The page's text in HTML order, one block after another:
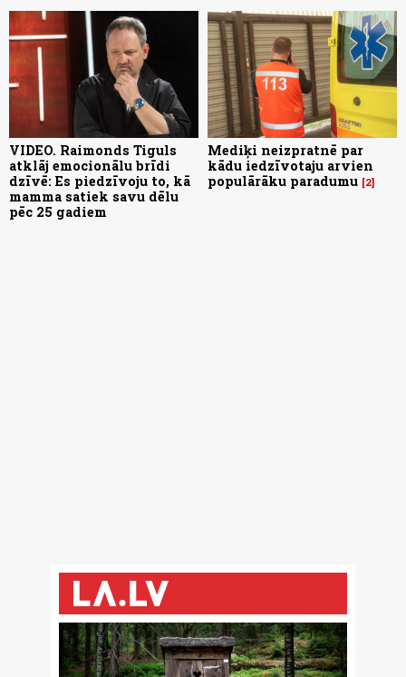
VIDEO. Raimonds Tiguls
atklāj emocionālu brīdi
dzīvē: Es piedzīvoju to, kā
mamma satiek savu dēlu
pēc 25 gadiem
Mediķi neizpratnē par
kādu iedzīvotaju arvien
populārāku paradumu 2